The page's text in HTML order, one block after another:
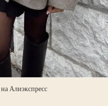
Алиэкспресс